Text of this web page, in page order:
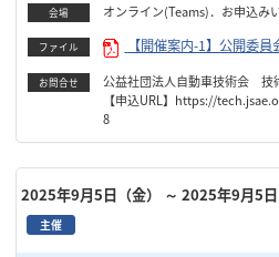
会場
オンライン(Teams)．お申込み
ファイル 【開催案内-1】公開委
お問合せ
公益社団法人自動車技術会 技
【申込URL】https://
8
2025年9月5日（金） ～ 2025年9月5日
主催